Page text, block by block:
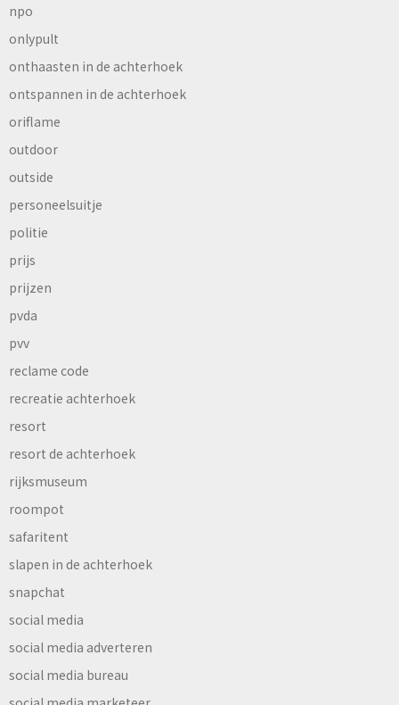
npo
onlypult
onthaasten in de achterhoek
ontspannen in de achterhoek
oriflame
outdoor
outside
personeelsuitje
politie
prijs
prijzen
pvda
pvv
reclame code
recreatie achterhoek
resort
resort de achterhoek
rijksmuseum
roompot
safaritent
slapen in de achterhoek
snapchat
social media
social media adverteren
social media bureau